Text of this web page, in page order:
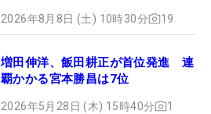
2026年8月8日 (土) 10時30分 19
増田伸洋、飯田耕正が首位発進 連
覇かかる宮本勝昌は7位
2026年5月28日 (木) 15時40分 1